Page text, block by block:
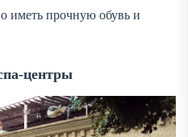
иметь прочную обувь и
центры